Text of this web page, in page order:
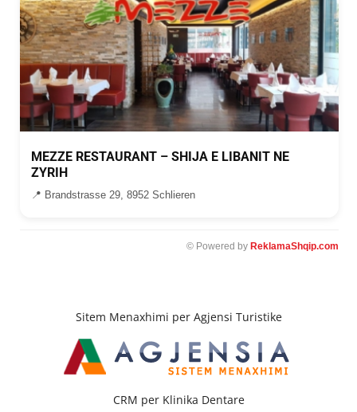
MEZZE RESTAURANT – SHIJA E LIBANIT NE
ZYRIH
📍 Brandstrasse 29, 8952 Schlieren
© Powered by ReklamaShqip.com
Sitem Menaxhimi per Agjensi Turistike
CRM per Klinika Dentare